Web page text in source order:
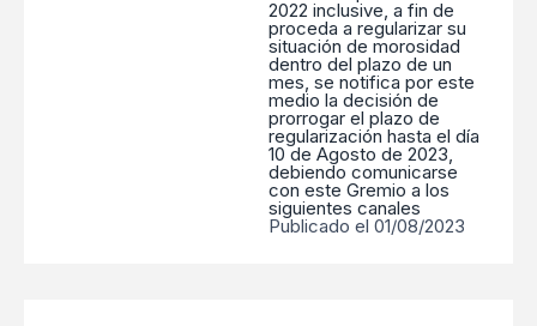
2022 inclusive, a fin de
proceda a regularizar su
situación de morosidad
dentro del plazo de un
mes, se notifica por este
medio la decisión de
prorrogar el plazo de
regularización hasta el día
10 de Agosto de 2023,
debiendo comunicarse
con este Gremio a los
siguientes canales
Publicado el 01/08/2023